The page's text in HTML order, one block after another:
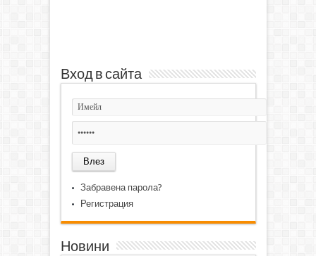
Вход в сайта
Забравена парола?
Регистрация
Новини